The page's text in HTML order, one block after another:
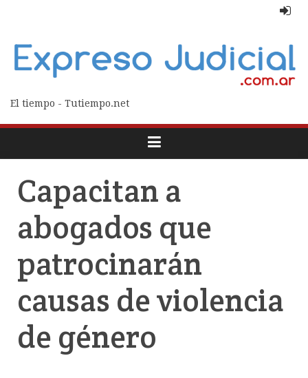
El tiempo - Tutiempo.net
Capacitan a
abogados que
patrocinarán
causas de violencia
de género